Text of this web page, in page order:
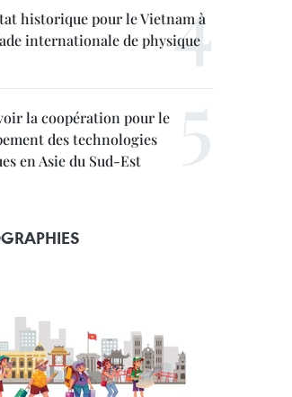
historique pour le Vietnam à
internationale de physique
la coopération pour le
des technologies
en Asie du Sud-Est